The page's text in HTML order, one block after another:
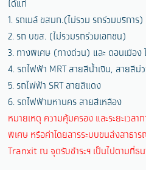
ได้แก่
1. รถเมล์ ขสมก.(ไม่รวม รถร่วมบริการ)
2. รถ บขส. (ไม่รวมรถร่วมเอกชน)
3. ทางพิเศษ (ทางด่วน) และ ดอนเมือง
4. รถไฟฟ้า MRT สายสีน้ำเงิน, สายสีม่
5. รถไฟฟ้า SRT สายสีแดง
6. รถไฟฟ้ามหานคร สายสีเหลือง
หมายเหตุ ความคุ้มครอง และระยะเวลา
พิเศษ หรือค่าโดยสารระบบขนส่งสาธา
Tranxit ณ จุดรับชำระฯ เป็นไปตามที่ธ